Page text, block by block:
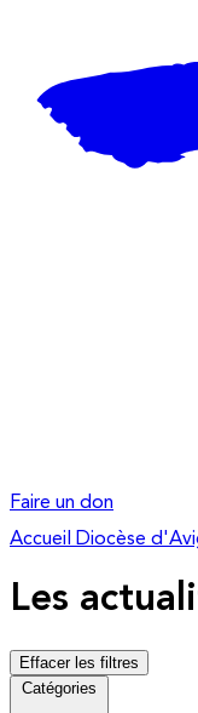
Faire un don
Accueil
Diocèse
Les
Effacer les filtres
Catégories